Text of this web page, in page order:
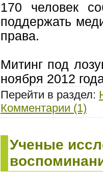
170 человек
поддержать
права.
Митинг под
ноября 2012
Перейти в раздел:
Комментарии (1)
Ученые